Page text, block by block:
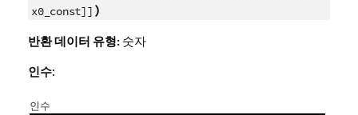
x0_const]] )
반환 데이터 유형: 숫자
인수:
인수